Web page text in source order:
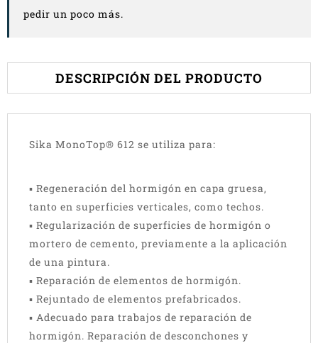
pedir un poco más.
DESCRIPCIÓN DEL PRODUCTO
Sika MonoTop® 612 se utiliza para:
▪ Regeneración del hormigón en capa gruesa,
tanto en superficies verticales, como techos.
▪ Regularización de superficies de hormigón o
mortero de cemento, previamente a la aplicación
de una pintura.
▪ Reparación de elementos de hormigón.
▪ Rejuntado de elementos prefabricados.
▪ Adecuado para trabajos de reparación de
hormigón. Reparación de desconchones y